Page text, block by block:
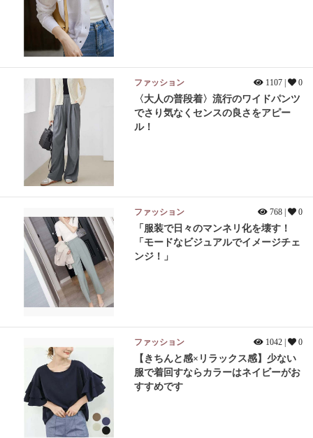
ファッション 1107 | 0
〈大人の普段着〉流行のワイドパンツ
でさり気なくセンスの良さをアピー
ル！
ファッション 768 | 0
「服装で日々のマンネリ化を壊す！
「モードなビジュアルでイメージチェ
ンジ！」
ファッション 1042 | 0
【きちんと感×リラックス感】少ない
服で着回すならカラーはネイビーがお
すすめです